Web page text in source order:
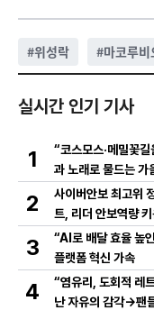
#위성락 #마코루비
실시간 인기 기사
1
“코스모스·메밀꽃
과 노래로 물드는 가
2
사이버안보 최고위
트, 리더 안보역량
3
“AI로 배달 효율 높
플랫폼 혁신 가속
4
“염유리, 도회적 레
난 자유의 감각→팬